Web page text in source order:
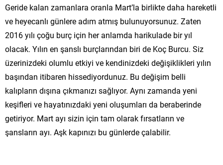
Geride kalan zamanlara oranla Mart’la birlikte daha hareketli
ve heyecanlı günlere adım atmış bulunuyorsunuz. Zaten
2016 yılı çoğu burç için her anlamda harikulade bir yıl
olacak. Yılın en şanslı burçlarından biri de Koç Burcu. Siz
üzerinizdeki olumlu etkiyi ve kendinizdeki değişiklikleri yılın
başından itibaren hissediyordunuz. Bu değişim belli
kalıpların dışına çıkmanızı sağlıyor. Aynı zamanda yeni
keşifleri ve hayatınızdaki yeni oluşumları da beraberinde
getiriyor. Mart ayı sizin için tam olarak fırsatların ve
şansların ayı. Aşk kapınızı bu günlerde çalabilir.